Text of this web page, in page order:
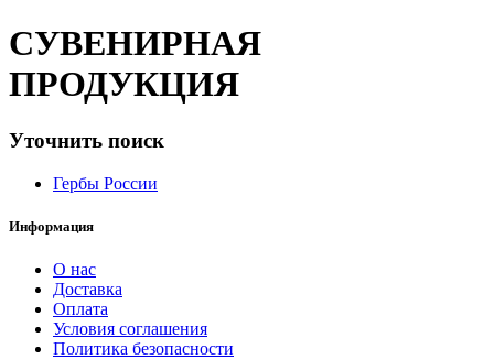
СУВЕНИРНАЯ
ПРОДУКЦИЯ
Уточнить поиск
Гербы России
Информация
О нас
Доставка
Оплата
Условия соглашения
Политика безопасности